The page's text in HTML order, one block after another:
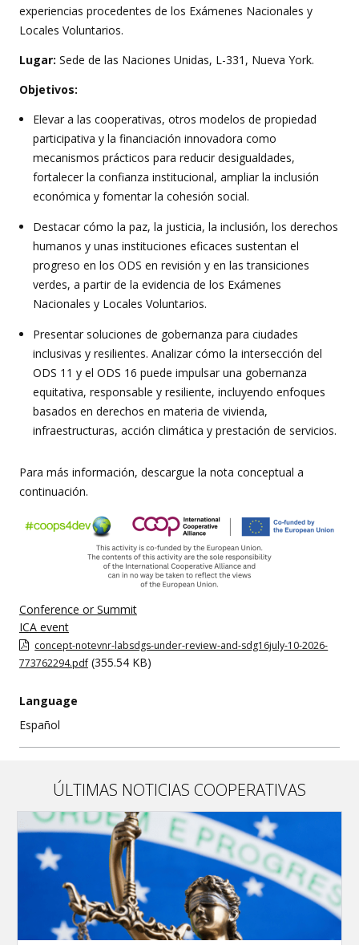
experiencias procedentes de los Exámenes Nacionales y
Locales Voluntarios.
Lugar: Sede de las Naciones Unidas, L-331, Nueva York.
Objetivos:
Elevar a las cooperativas, otros modelos de propiedad
participativa y la financiación innovadora como
mecanismos prácticos para reducir desigualdades,
fortalecer la confianza institucional, ampliar la inclusión
económica y fomentar la cohesión social.
Destacar cómo la paz, la justicia, la inclusión, los derechos
humanos y unas instituciones eficaces sustentan el
progreso en los ODS en revisión y en las transiciones
verdes, a partir de la evidencia de los Exámenes
Nacionales y Locales Voluntarios.
Presentar soluciones de gobernanza para ciudades
inclusivas y resilientes. Analizar cómo la intersección del
ODS 11 y el ODS 16 puede impulsar una gobernanza
equitativa, responsable y resiliente, incluyendo enfoques
basados en derechos en materia de vivienda,
infraestructuras, acción climática y prestación de servicios.
Para más información, descargue la nota conceptual a
continuación.
Conference or Summit
ICA event
concept-notevnr-labsdgs-under-review-and-sdg16july-10-2026-
773762294.pdf (355.54 KB)
Language
Español
ÚLTIMAS NOTICIAS COOPERATIVAS